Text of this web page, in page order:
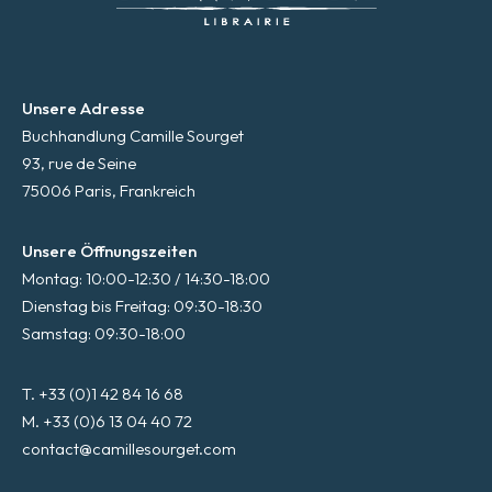
Unsere Adresse
Buchhandlung Camille Sourget
93, rue de Seine
75006 Paris, Frankreich
Unsere Öffnungszeiten
Montag: 10:00-12:30 / 14:30-18:00
Dienstag bis Freitag: 09:30-18:30
Samstag: 09:30-18:00
T. +33 (0)1 42 84 16 68
M. +33 (0)6 13 04 40 72
contact@camillesourget.com